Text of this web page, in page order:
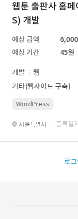
웹툰 출판사 홈
S) 개발
예상 금액
예상 기간
45일
개발
웹
기타(웹사이트 구축)
WordPress
서울특별시 · 등록일
로